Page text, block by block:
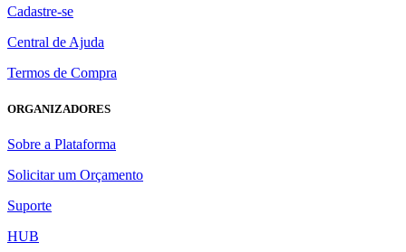
Cadastre-se
Central de Ajuda
Termos de Compra
ORGANIZADORES
Sobre a Plataforma
Solicitar um Orçamento
Suporte
HUB